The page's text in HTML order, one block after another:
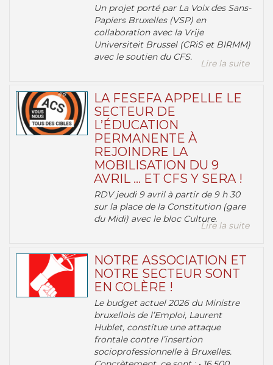
Un projet porté par La Voix des Sans-
Papiers Bruxelles (VSP) en
collaboration avec la Vrije
Universiteit Brussel (CRiS et BIRMM)
avec le soutien du CFS.
Lire la suite
LA FESEFA APPELLE LE
SECTEUR DE
L’ÉDUCATION
PERMANENTE À
REJOINDRE LA
MOBILISATION DU 9
AVRIL … ET CFS Y SERA !
RDV jeudi 9 avril à partir de 9 h 30
sur la place de la Constitution (gare
du Midi) avec le bloc Culture.
Lire la suite
NOTRE ASSOCIATION ET
NOTRE SECTEUR SONT
EN COLÈRE !
Le budget actuel 2026 du Ministre
bruxellois de l’Emploi, Laurent
Hublet, constitue une attaque
frontale contre l’insertion
socioprofessionnelle à Bruxelles.